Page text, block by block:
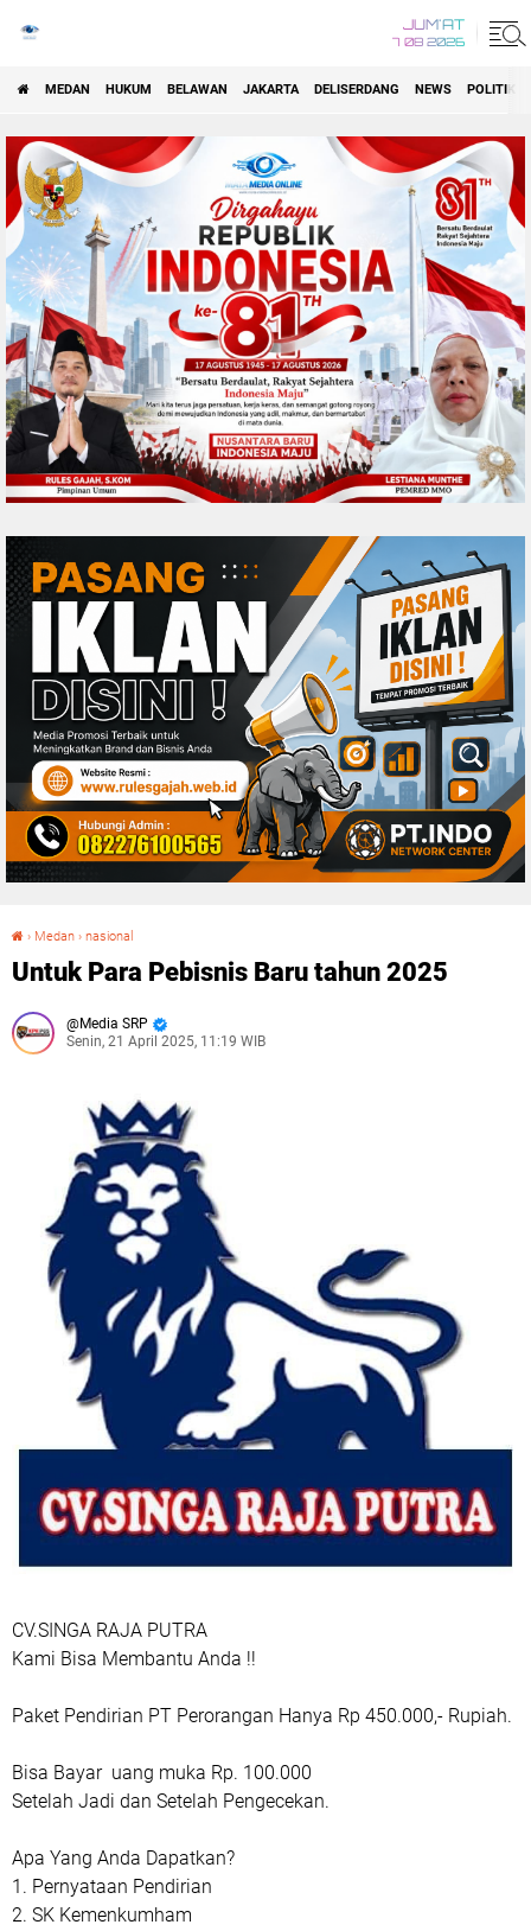
JUM'AT
7 08 2026
MEDAN HUKUM BELAWAN JAKARTA DELISERDANG NEWS POLITIK
› Medan › nasional
Untuk Para Pebisnis Baru tahun 2025
Media SRP
Senin, 21 April 2025, 11:19 WIB
CV.SINGA RAJA PUTRA
Kami Bisa Membantu Anda !!
Paket Pendirian PT Perorangan Hanya Rp 450.000,- Rupiah.
Bisa Bayar uang muka Rp. 100.000
Setelah Jadi dan Setelah Pengecekan.
Apa Yang Anda Dapatkan?
1. Pernyataan Pendirian
2. SK Kemenkumham